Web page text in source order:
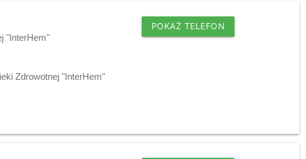
"InterHem"
POKAŻ TELEFON
Zdrowotnej "InterHem"